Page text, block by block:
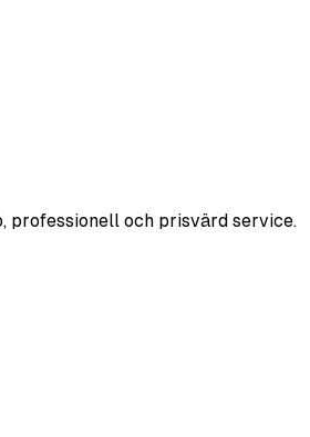
professionell och prisvärd service.